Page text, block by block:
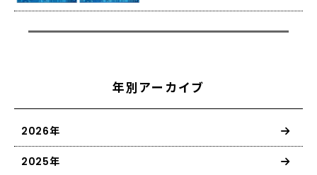
年別アーカイブ
2026年
2025年